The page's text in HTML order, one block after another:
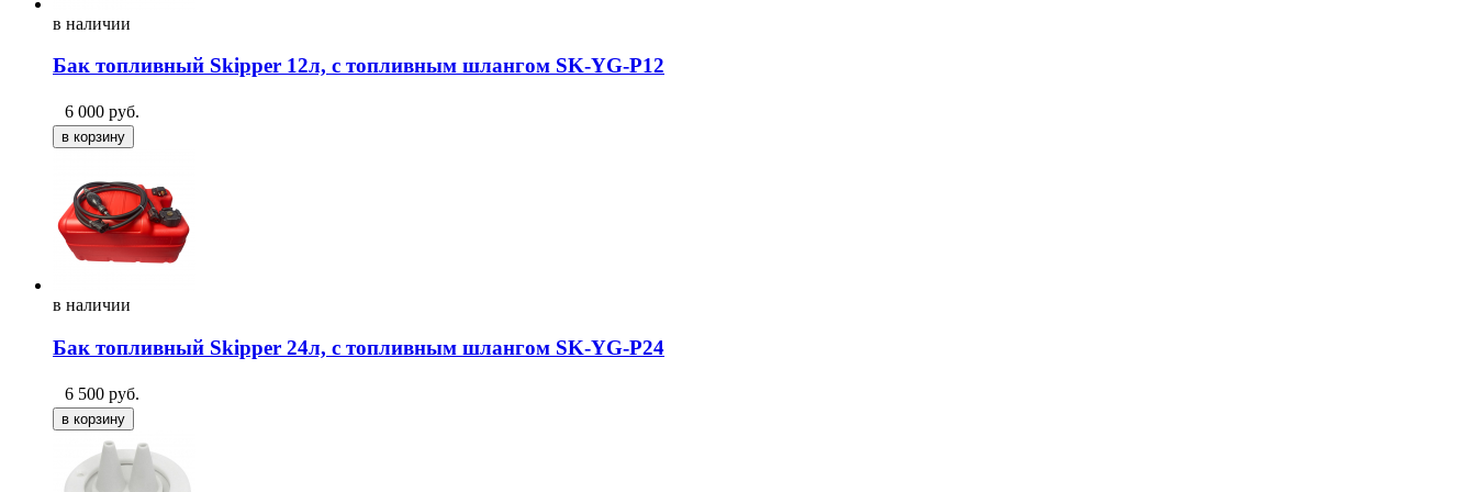
в наличии
Бак топливный Skipper 12л, с топливным шлангом SK-YG-P12
6 000 руб.
в наличии
Бак топливный Skipper 24л, с топливным шлангом SK-YG-P24
6 500 руб.